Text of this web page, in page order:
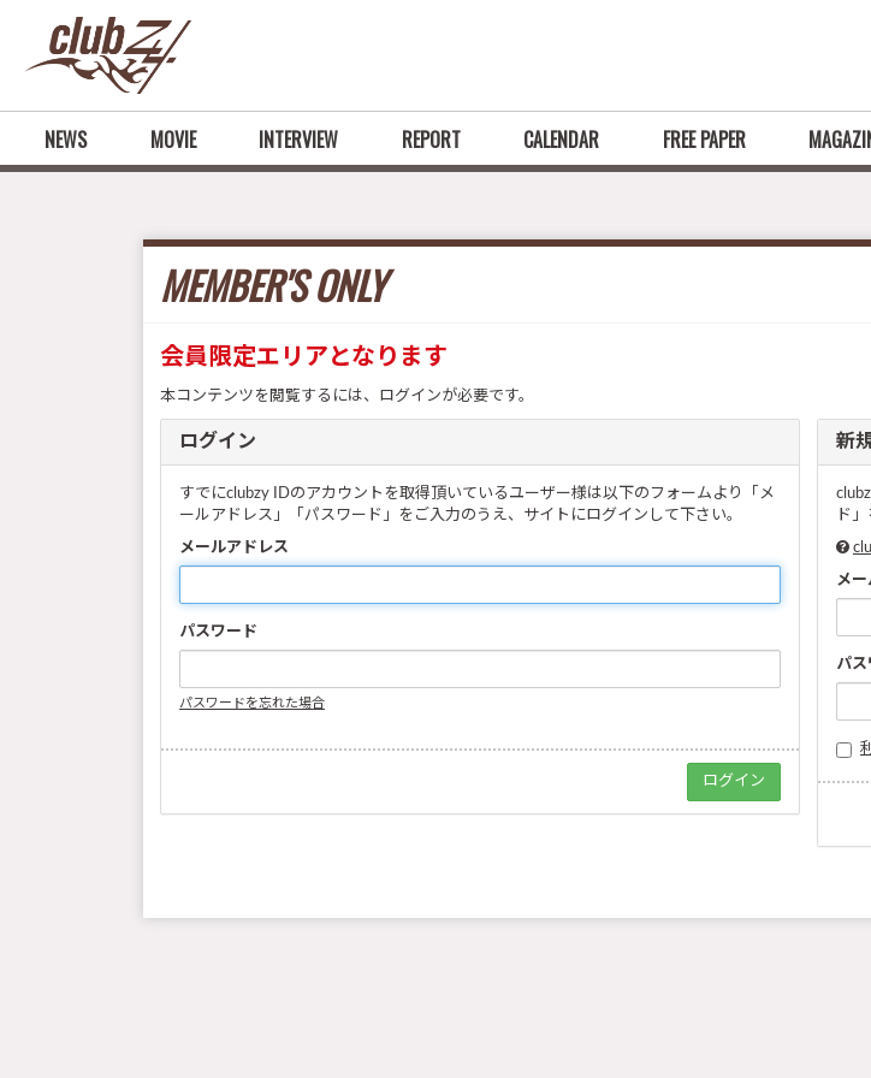
NEWS MOVIE INTERVIEW REPORT CALENDAR FREE PAPER
MEMBER'S ONLY
会員限定エリアとなります
本コンテンツを閲覧するには、ログインが必要です。
ログイン
すでにclubzy IDのアカウントを取得頂いているユーザー様は以下のフォームより「メ
ールアドレス」「パスワード」をご入力のうえ、サイトにログインして下さい。
メールアドレス
パスワード
パスワードを忘れた場合
新
ド
メー
パス